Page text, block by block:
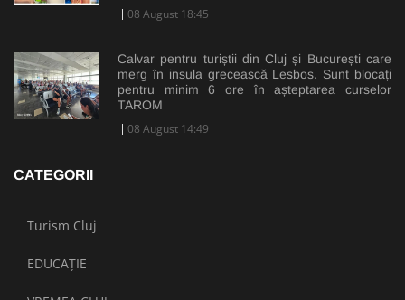
08 August 18:45
Calvar pentru turiștii din Cluj și București care
merg în insula grecească Lesbos. Sunt blocați
pentru minim 6 ore în așteptarea curselor
TAROM
08 August 14:49
CATEGORII
Turism Cluj
EDUCAȚIE